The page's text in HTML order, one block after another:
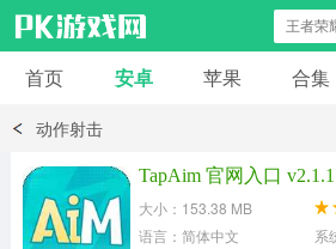
安卓应用
模拟经营
首页 安卓 苹果 合集
动作射击
TapAim 官网入口 v2.1.1
大小：153.38 MB
语言：简体中文
系